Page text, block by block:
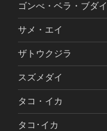
ゴンべ・ベラ・ブダイ
サメ・エイ
ザトウクジラ
スズメダイ
タコ・イカ
タコ･イカ